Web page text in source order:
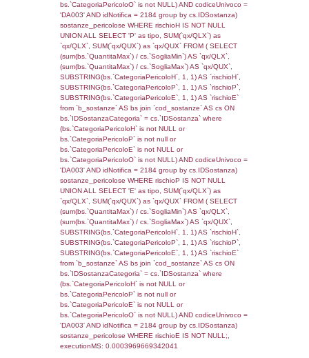
cod_territori_tipologia.IDTipologiaTerritorio)
(reg_f_territori_limitrofi.IDTipoTerritorio =
cod_territori_tipologia.IDTerritorioTP)
0.018761157989502
sql: SELECT f_territori_limitrofi.Distanza,
f_territori_limitrofi.Direzione,
f_territori_limitrofi.Denominazione,
rofi.DescAltro FROM f_territori_limitrofi
cod_territori_tipologia ON
(f_territori_limitrofi.IDTipologiaTerritorio =
cod_territori_tipologia.IDTipologiaTerritorio)
(f_territori_limitrofi.IDTipoTerritorio =
cod_territori_tipologia.IDTerritorioTP)
(((f_territori_limitrofi.IDNotifica)=836) AND
((f_territori_limitrofi.IDTipoTerritorio)=9)),
0.068119049072266
sql: SELECT
reg_f_territori_limitrofi.Direzione,